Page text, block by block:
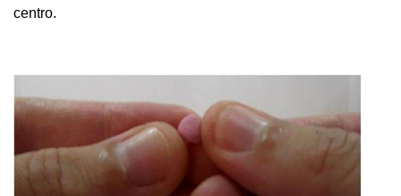
centro.